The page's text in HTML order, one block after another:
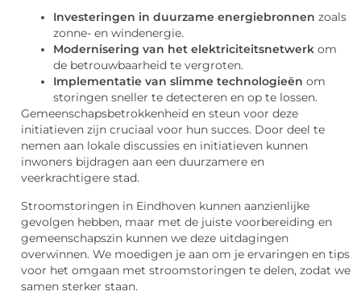
Investeringen in duurzame energiebronnen zoals
zonne- en windenergie.
Modernisering van het elektriciteitsnetwerk om
de betrouwbaarheid te vergroten.
Implementatie van slimme technologieën om
storingen sneller te detecteren en op te lossen.
Gemeenschapsbetrokkenheid en steun voor deze
initiatieven zijn cruciaal voor hun succes. Door deel te
nemen aan lokale discussies en initiatieven kunnen
inwoners bijdragen aan een duurzamere en
veerkrachtigere stad.
Stroomstoringen in Eindhoven kunnen aanzienlijke
gevolgen hebben, maar met de juiste voorbereiding en
gemeenschapszin kunnen we deze uitdagingen
overwinnen. We moedigen je aan om je ervaringen en tips
voor het omgaan met stroomstoringen te delen, zodat we
samen sterker staan.